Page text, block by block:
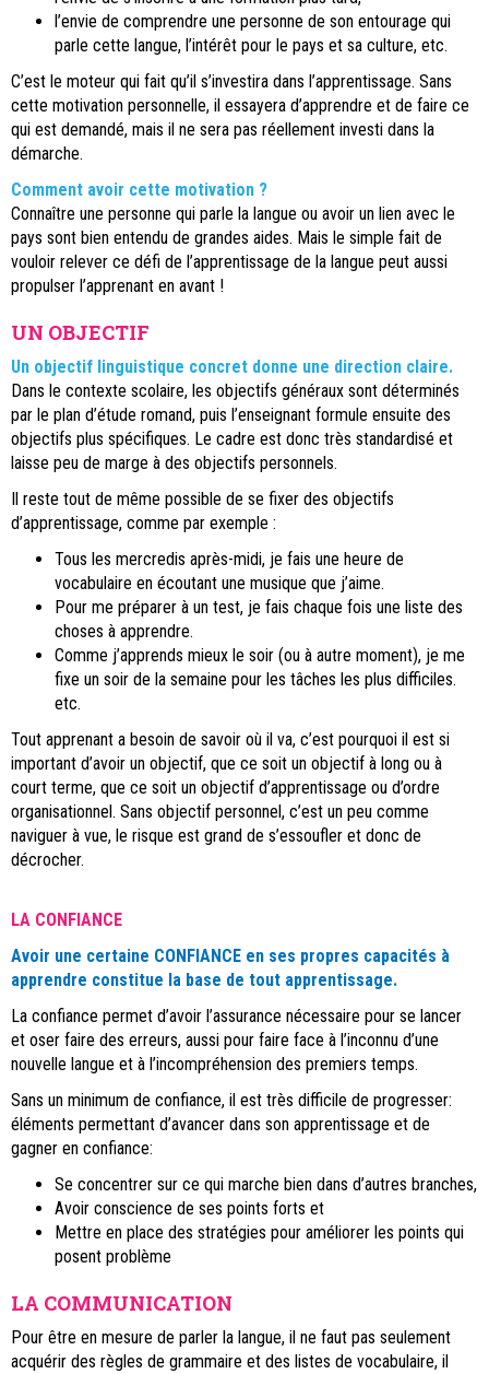
l’envie de comprendre une personne de son entourage qui
parle cette langue, l’intérêt pour le pays et sa culture, etc.
C’est le moteur qui fait qu’il s’investira dans l’apprentissage. Sans
cette motivation personnelle, il essayera d’apprendre et de faire ce
qui est demandé, mais il ne sera pas réellement investi dans la
démarche.
Comment avoir cette motivation ?
Connaître une personne qui parle la langue ou avoir un lien avec le
pays sont bien entendu de grandes aides. Mais le simple fait de
vouloir relever ce défi de l’apprentissage de la langue peut aussi
propulser l’apprenant en avant !
UN OBJECTIF
Un objectif linguistique concret donne une direction claire.
Dans le contexte scolaire, les objectifs généraux sont déterminés
par le plan d’étude romand, puis l’enseignant formule ensuite des
objectifs plus spécifiques. Le cadre est donc très standardisé et
laisse peu de marge à des objectifs personnels.
Il reste tout de même possible de se fixer des objectifs
d’apprentissage, comme par exemple :
Tous les mercredis après-midi, je fais une heure de
vocabulaire en écoutant une musique que j’aime.
Pour me préparer à un test, je fais chaque fois une liste des
choses à apprendre.
Comme j’apprends mieux le soir (ou à autre moment), je me
fixe un soir de la semaine pour les tâches les plus difficiles.
etc.
Tout apprenant a besoin de savoir où il va, c’est pourquoi il est si
important d’avoir un objectif, que ce soit un objectif à long ou à
court terme, que ce soit un objectif d’apprentissage ou d’ordre
organisationnel. Sans objectif personnel, c’est un peu comme
naviguer à vue, le risque est grand de s’essoufler et donc de
décrocher.
LA CONFIANCE
Avoir une certaine CONFIANCE en ses propres capacités à
apprendre constitue la base de tout apprentissage.
La confiance permet d’avoir l’assurance nécessaire pour se lancer
et oser faire des erreurs, aussi pour faire face à l’inconnu d’une
nouvelle langue et à l’incompréhension des premiers temps.
Sans un minimum de confiance, il est très difficile de progresser:
éléments permettant d’avancer dans son apprentissage et de
gagner en confiance:
Se concentrer sur ce qui marche bien dans d’autres branches,
Avoir conscience de ses points forts et
Mettre en place des stratégies pour améliorer les points qui
posent problème
LA COMMUNICATION
Pour être en mesure de parler la langue, il ne faut pas seulement
acquérir des règles de grammaire et des listes de vocabulaire, il